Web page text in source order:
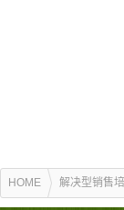
HOME 解决型销售